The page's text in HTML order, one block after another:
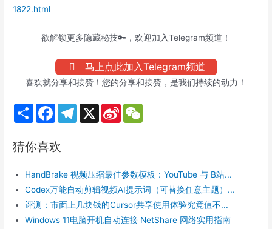
1822.html
欲解锁更多隐藏秘技🔑，欢迎加入Telegram频道！
马上点此加入Telegram频道
喜欢就分享和按赞！您的分享和按赞，是我们持续的动力！
S
h
e
F
b
k
T
m
X
S
b
o
猜你喜欢
HandBrake 视频压缩最佳参数模板：YouTube 与 B站...
Codex万能自动剪辑视频AI提示词（可替换任意主题）...
评测：市面上几块钱的Cursor共享使用体验究竟值不...
Windows 11电脑开机自动连接 NetShare 网络实用指南